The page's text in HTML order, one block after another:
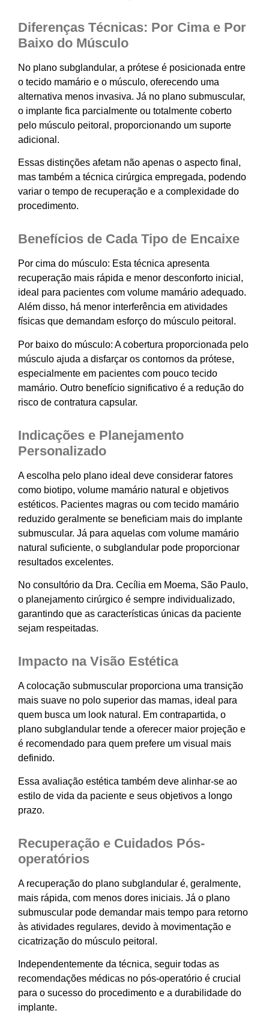
Diferenças Técnicas: Por Cima e Por
Baixo do Músculo
No plano subglandular, a prótese é posicionada entre
o tecido mamário e o músculo, oferecendo uma
alternativa menos invasiva. Já no plano submuscular,
o implante fica parcialmente ou totalmente coberto
pelo músculo peitoral, proporcionando um suporte
adicional.
Essas distinções afetam não apenas o aspecto final,
mas também a técnica cirúrgica empregada, podendo
variar o tempo de recuperação e a complexidade do
procedimento.
Benefícios de Cada Tipo de Encaixe
Por cima do músculo: Esta técnica apresenta
recuperação mais rápida e menor desconforto inicial,
ideal para pacientes com volume mamário adequado.
Além disso, há menor interferência em atividades
físicas que demandam esforço do músculo peitoral.
Por baixo do músculo: A cobertura proporcionada pelo
músculo ajuda a disfarçar os contornos da prótese,
especialmente em pacientes com pouco tecido
mamário. Outro benefício significativo é a redução do
risco de contratura capsular.
Indicações e Planejamento
Personalizado
A escolha pelo plano ideal deve considerar fatores
como biotipo, volume mamário natural e objetivos
estéticos. Pacientes magras ou com tecido mamário
reduzido geralmente se beneficiam mais do implante
submuscular. Já para aquelas com volume mamário
natural suficiente, o subglandular pode proporcionar
resultados excelentes.
No consultório da Dra. Cecília em Moema, São Paulo,
o planejamento cirúrgico é sempre individualizado,
garantindo que as características únicas da paciente
sejam respeitadas.
Impacto na Visão Estética
A colocação submuscular proporciona uma transição
mais suave no polo superior das mamas, ideal para
quem busca um look natural. Em contrapartida, o
plano subglandular tende a oferecer maior projeção e
é recomendado para quem prefere um visual mais
definido.
Essa avaliação estética também deve alinhar-se ao
estilo de vida da paciente e seus objetivos a longo
prazo.
Recuperação e Cuidados Pós-
operatórios
A recuperação do plano subglandular é, geralmente,
mais rápida, com menos dores iniciais. Já o plano
submuscular pode demandar mais tempo para retorno
às atividades regulares, devido à movimentação e
cicatrização do músculo peitoral.
Independentemente da técnica, seguir todas as
recomendações médicas no pós-operatório é crucial
para o sucesso do procedimento e a durabilidade do
implante.